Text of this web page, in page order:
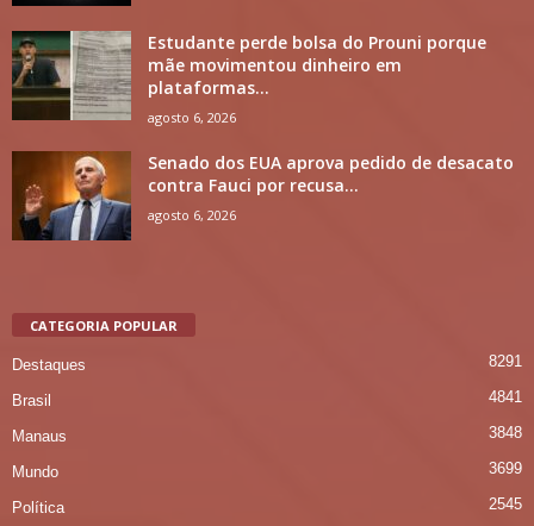
Estudante perde bolsa do Prouni porque
mãe movimentou dinheiro em
plataformas...
agosto 6, 2026
Senado dos EUA aprova pedido de desacato
contra Fauci por recusa...
agosto 6, 2026
CATEGORIA POPULAR
Destaques 8291
Brasil 4841
Manaus 3848
Mundo 3699
Política 2545